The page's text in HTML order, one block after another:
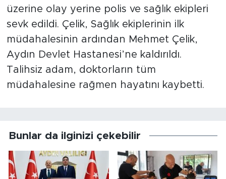
üzerine olay yerine polis ve sağlık ekipleri
sevk edildi. Çelik, Sağlık ekiplerinin ilk
müdahalesinin ardından Mehmet Çelik,
Aydın Devlet Hastanesi’ne kaldırıldı.
Talihsiz adam, doktorların tüm
müdahalesine rağmen hayatını kaybetti.
Bunlar da ilginizi çekebilir